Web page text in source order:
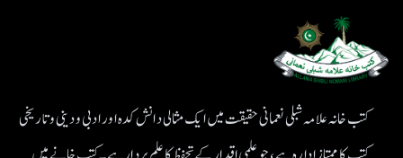
کتب خانہ علامہ شبلی نعمانی حقیقت میں ایک مثالی دانش کدہ اور ادبی ودینی و تاریخی